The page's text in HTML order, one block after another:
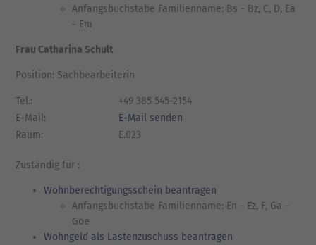
Anfangsbuchstabe Familienname: Bs - Bz, C, D, Ea
- Em
Frau Catharina Schult
Position: Sachbearbeiterin
Tel.:
+49 385 545-2154
E-Mail:
E-Mail senden
Raum:
E.023
Zuständig für :
Wohnberechtigungsschein beantragen
Anfangsbuchstabe Familienname: En - Ez, F, Ga -
Goe
Wohngeld als Lastenzuschuss beantragen